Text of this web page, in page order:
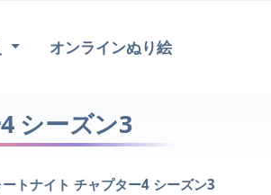
オンラインぬり絵
シーズン3
トナイト チャプター4 シーズン3